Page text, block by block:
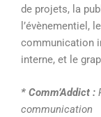
de projets, la
l’évènementiel,
communication
interne, et le
* Comm’Addict :
communication